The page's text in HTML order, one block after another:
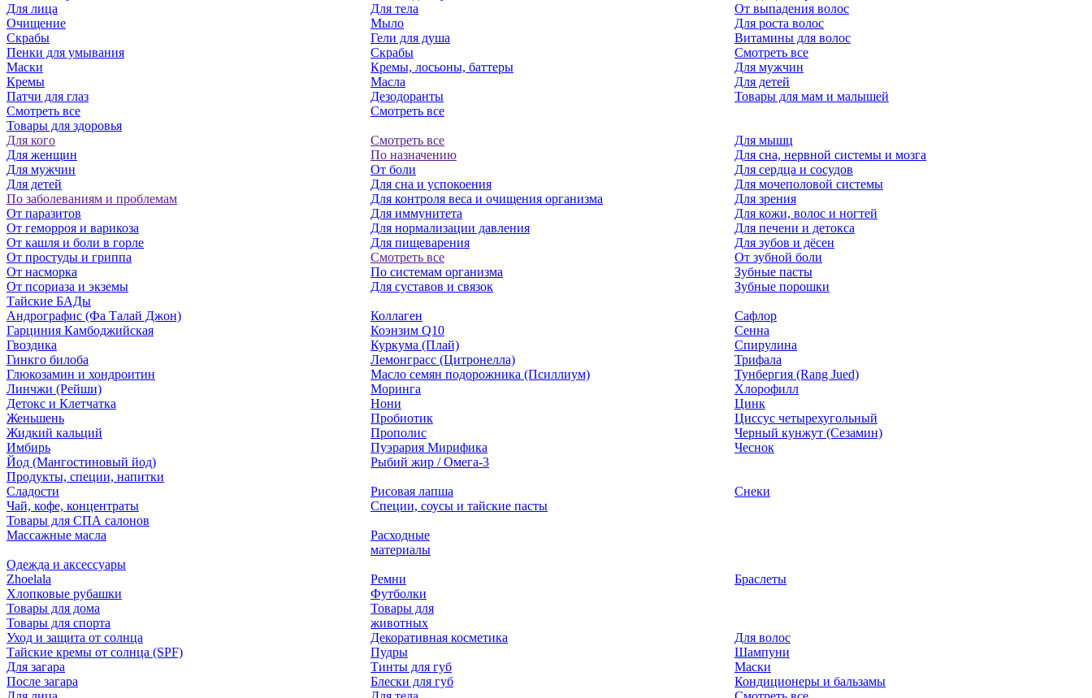
Для лица
Очищение
Скрабы
Пенки для умывания
Маски
Кремы
Патчи для глаз
Смотреть все
Для тела
Мыло
Гели для душа
Скрабы
Кремы, лосьоны, баттеры
Масла
Дезодоранты
Смотреть все
От выпадения волос
Для роста волос
Витамины для волос
Смотреть все
Для мужчин
Для детей
Товары для мам и малышей
Товары для здоровья
Для кого
Для женщин
Для мужчин
Для детей
По заболеваниям и проблемам
От паразитов
Oт геморроя и варикоза
От кашля и боли в горле
От простуды и гриппа
От насморка
Oт псориаза и экземы
Смотреть все
По назначению
От боли
Для сна и успокоения
Для контроля веса и очищения организма
Для иммунитета
Для нормализации давления
Для пищеварения
Смотреть все
По системам организма
Для суставов и связок
Для мышц
Для сна, нервной системы и мозга
Для сердца и сосудов
Для мочеполовой системы
Для зрения
Для кожи, волос и ногтей
Для печени и детокса
Для зубов и дёсен
От зубной боли
Зубные пасты
Зубные порошки
Тайские БАДы
Андрографис (Фа Талай Джон)
Гарциния Камбоджийская
Гвоздика
Гинкго билоба
Глюкозамин и хондроитин
Линчжи (Рейши)
Детокс и Клетчатка
Женьшень
Жидкий кальций
Имбирь
Йод (Мангостиновый йод)
Коллаген
Коэнзим Q10
Куркума (Плай)
Лемонграсс (Цитронелла)
Масло семян подорожника (Псиллиум)
Моринга
Нони
Пробиотик
Прополис
Пуэрария Мирифика
Рыбий жир / Омега-3
Сафлор
Сенна
Спирулина
Трифала
Тунбергия (Rang Jued)
Хлорофилл
Цинк
Циссус четырехугольный
Черный кунжут (Сезамин)
Чеснок
Продукты, специи, напитки
Сладости
Чай, кофе, концентраты
Рисовая лапша
Специи, соусы и тайские пасты
Снеки
Товары для СПА салонов
Массажные масла
Расходные
материалы
Одежда и аксессуары
Zhoelala
Хлопковые рубашки
Ремни
Футболки
Браслеты
Товары для дома
Товары для спорта
Товары для
животных
Уход и защита от солнца
Тайские кремы от солнца (SPF)
Для загара
После загара
Декоративная косметика
Пудры
Тинты для губ
Блески для губ
Для волос
Шампуни
Маски
Кондиционеры и бальзамы